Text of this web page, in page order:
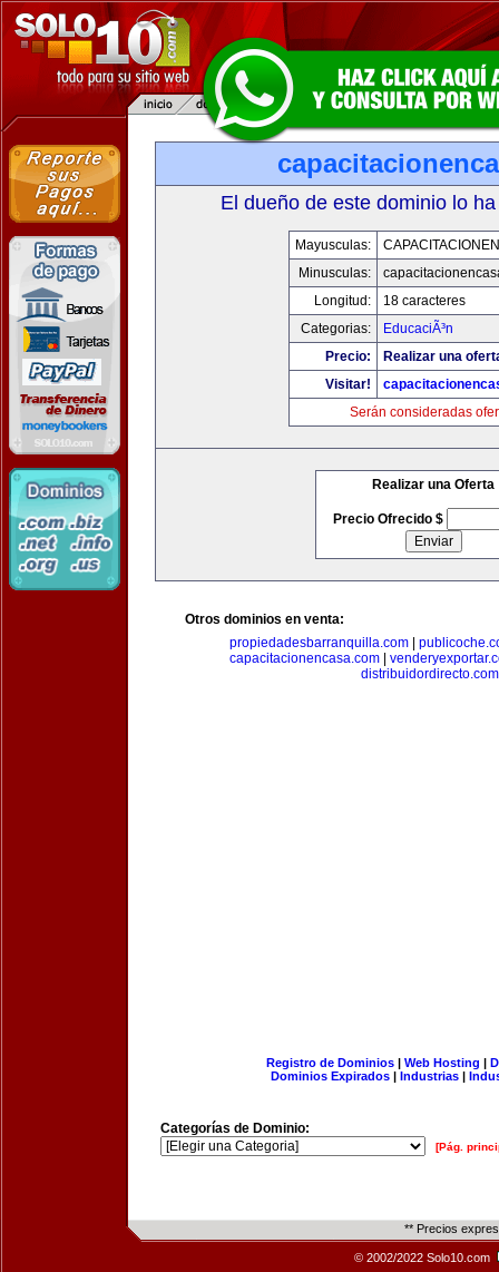
El dueño de este dominio lo
Mayusculas:
Minusculas:
Longitud:
18 caracteres
Categorias:
EducaciÃ³n
Precio:
Realizar una
Visitar!
Serán consideradas
Realizar una Oferta
Precio Ofrecido $
Otros dominios en venta:
propiedadesbarranquilla.com
capacitacionencasa.com|
distribuidordirecto.com
Registro de Dominios| Web Hosting |
Dominios Expirados | Industrias |
Categorías de Dominio:
[Pág.
** Precios
© 2002/2022 Solo10.com